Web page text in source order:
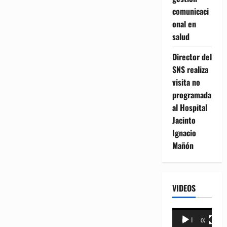
comunicaci
onal en
salud
Director del
SNS realiza
visita no
programada
al Hospital
Jacinto
Ignacio
Mañón
VIDEOS
Reproductor
00:00 02:18